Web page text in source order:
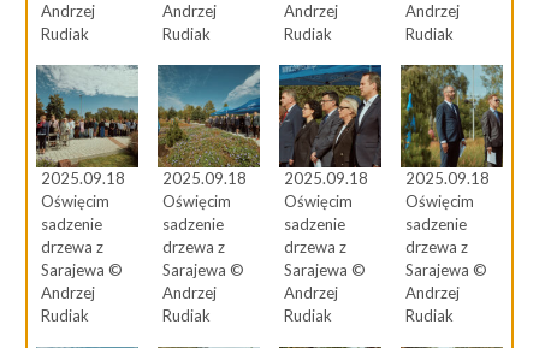
Andrzej
Rudiak
Andrzej
Rudiak
Andrzej
Rudiak
Andrzej
Rudiak
2025.09.18
Oświęcim
sadzenie
drzewa z
Sarajewa ©
Andrzej
Rudiak
2025.09.18
Oświęcim
sadzenie
drzewa z
Sarajewa ©
Andrzej
Rudiak
2025.09.18
Oświęcim
sadzenie
drzewa z
Sarajewa ©
Andrzej
Rudiak
2025.09.18
Oświęcim
sadzenie
drzewa z
Sarajewa ©
Andrzej
Rudiak